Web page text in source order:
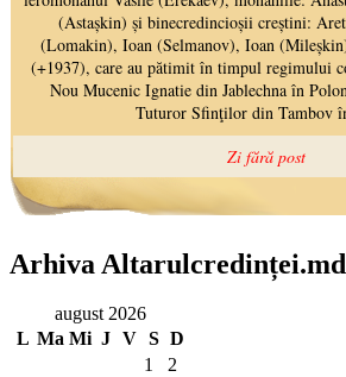
Arhiva Altarulcredinței.md
august 2026
L Ma Mi J V S D
1
2